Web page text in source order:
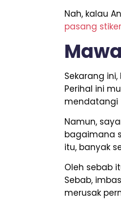
Nah, kalau
pasang
Sekarang
Perihal ini
mendatangi
Namun,
bagaimana
itu, banyak
Oleh sebab
Sebab,
merusak